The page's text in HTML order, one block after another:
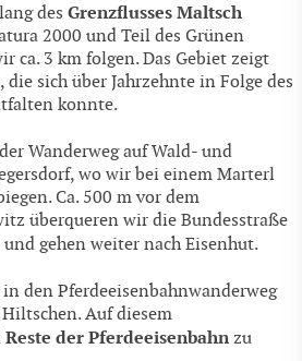
des Grenzflusses Maltsch
2000 und Teil des Grünen
ca. 3 km folgen. Das Gebiet zeigt
sich über Jahrzehnte in Folge des
konnte.
Wanderweg auf Wald- und
wo wir bei einem Marterl
Ca. 500 m vor dem
überqueren wir die Bundesstraße
und gehen weiter nach Eisenhut.
den Pferdeeisenbahnwanderweg
Auf diesem
Reste der Pferde­eisenbahn zu